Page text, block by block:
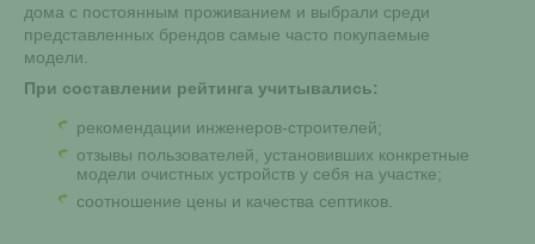
дома с постоянным проживанием и выбрали среди
представленных брендов самые часто покупаемые
модели.
При составлении рейтинга учитывались:
рекомендации инженеров-строителей;
отзывы пользователей, установивших конкретные
модели очистных устройств у себя на участке;
соотношение цены и качества септиков.